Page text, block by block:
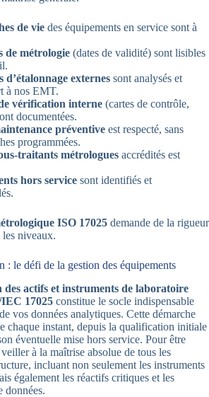
de vie des équipements en service sont à
de métrologie (dates de validité) sont lisibles
d’étalonnage externes sont analysés et
à nos EMT.
vérification interne (cartes de contrôle,
documentées.
préventive est respecté, sans
programmées.
traitants métrologues accrédités est
hors service sont identifiés et
ISO 17025 demande de la rigueur
les niveaux.
: le défi de la gestion des équipements
des actifs et instruments de laboratoire
17025 constitue le socle indispensable
vos données analytiques. Cette démarche
chaque instant, depuis la qualification initiale
éventuelle mise hors service. Pour être
à la maîtrise absolue de tous les
incluant non seulement les instruments
également les réactifs critiques et les
données.